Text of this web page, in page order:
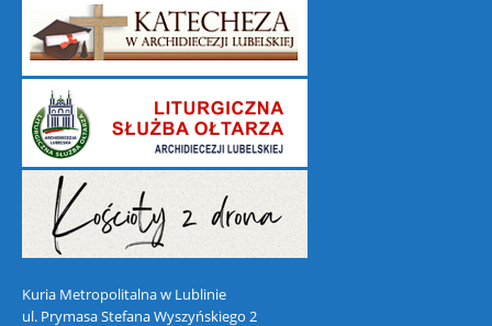
Kuria Metropolitalna w Lublinie
ul. Prymasa Stefana Wyszyńskiego 2